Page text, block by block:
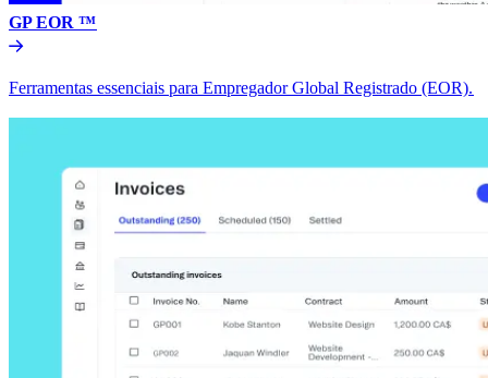
GP EOR ™​​
Ferramentas essenciais para Empregador Global Registrado (EOR).​​